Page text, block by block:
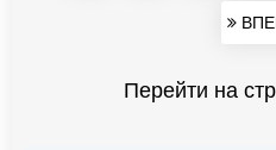
Перейти на